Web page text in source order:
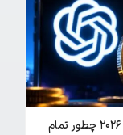
آخرین پیش بینی chatGPT برای بیت کوین؛ ۲۰۲۶ چطور تمام